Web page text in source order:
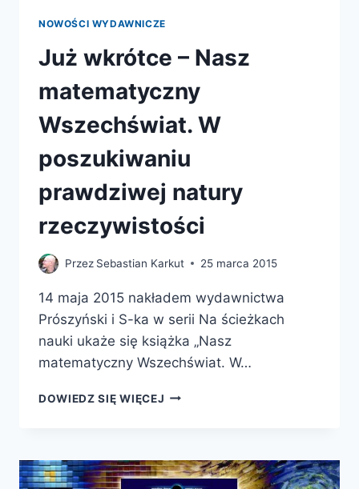
NOWOŚCI WYDAWNICZE
Już wkrótce – Nasz
matematyczny
Wszechświat. W
poszukiwaniu
prawdziwej natury
rzeczywistości
Przez Sebastian Karkut 25 marca 2015
14 maja 2015 nakładem wydawnictwa
Prószyński i S-ka w serii Na ścieżkach
nauki ukaże się książka „Nasz
matematyczny Wszechświat. W…
DOWIEDZ SIĘ WIĘCEJ JUŻ
MATEMATYCZNY
WSZECHŚWIAT.